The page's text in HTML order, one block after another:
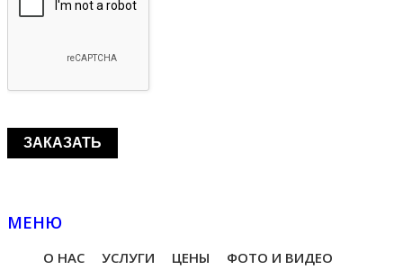
МЕНЮ
О НАС УСЛУГИ ЦЕНЫ
ФОТО И ВИДЕО